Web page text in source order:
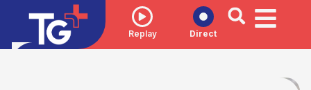
Replay Direct